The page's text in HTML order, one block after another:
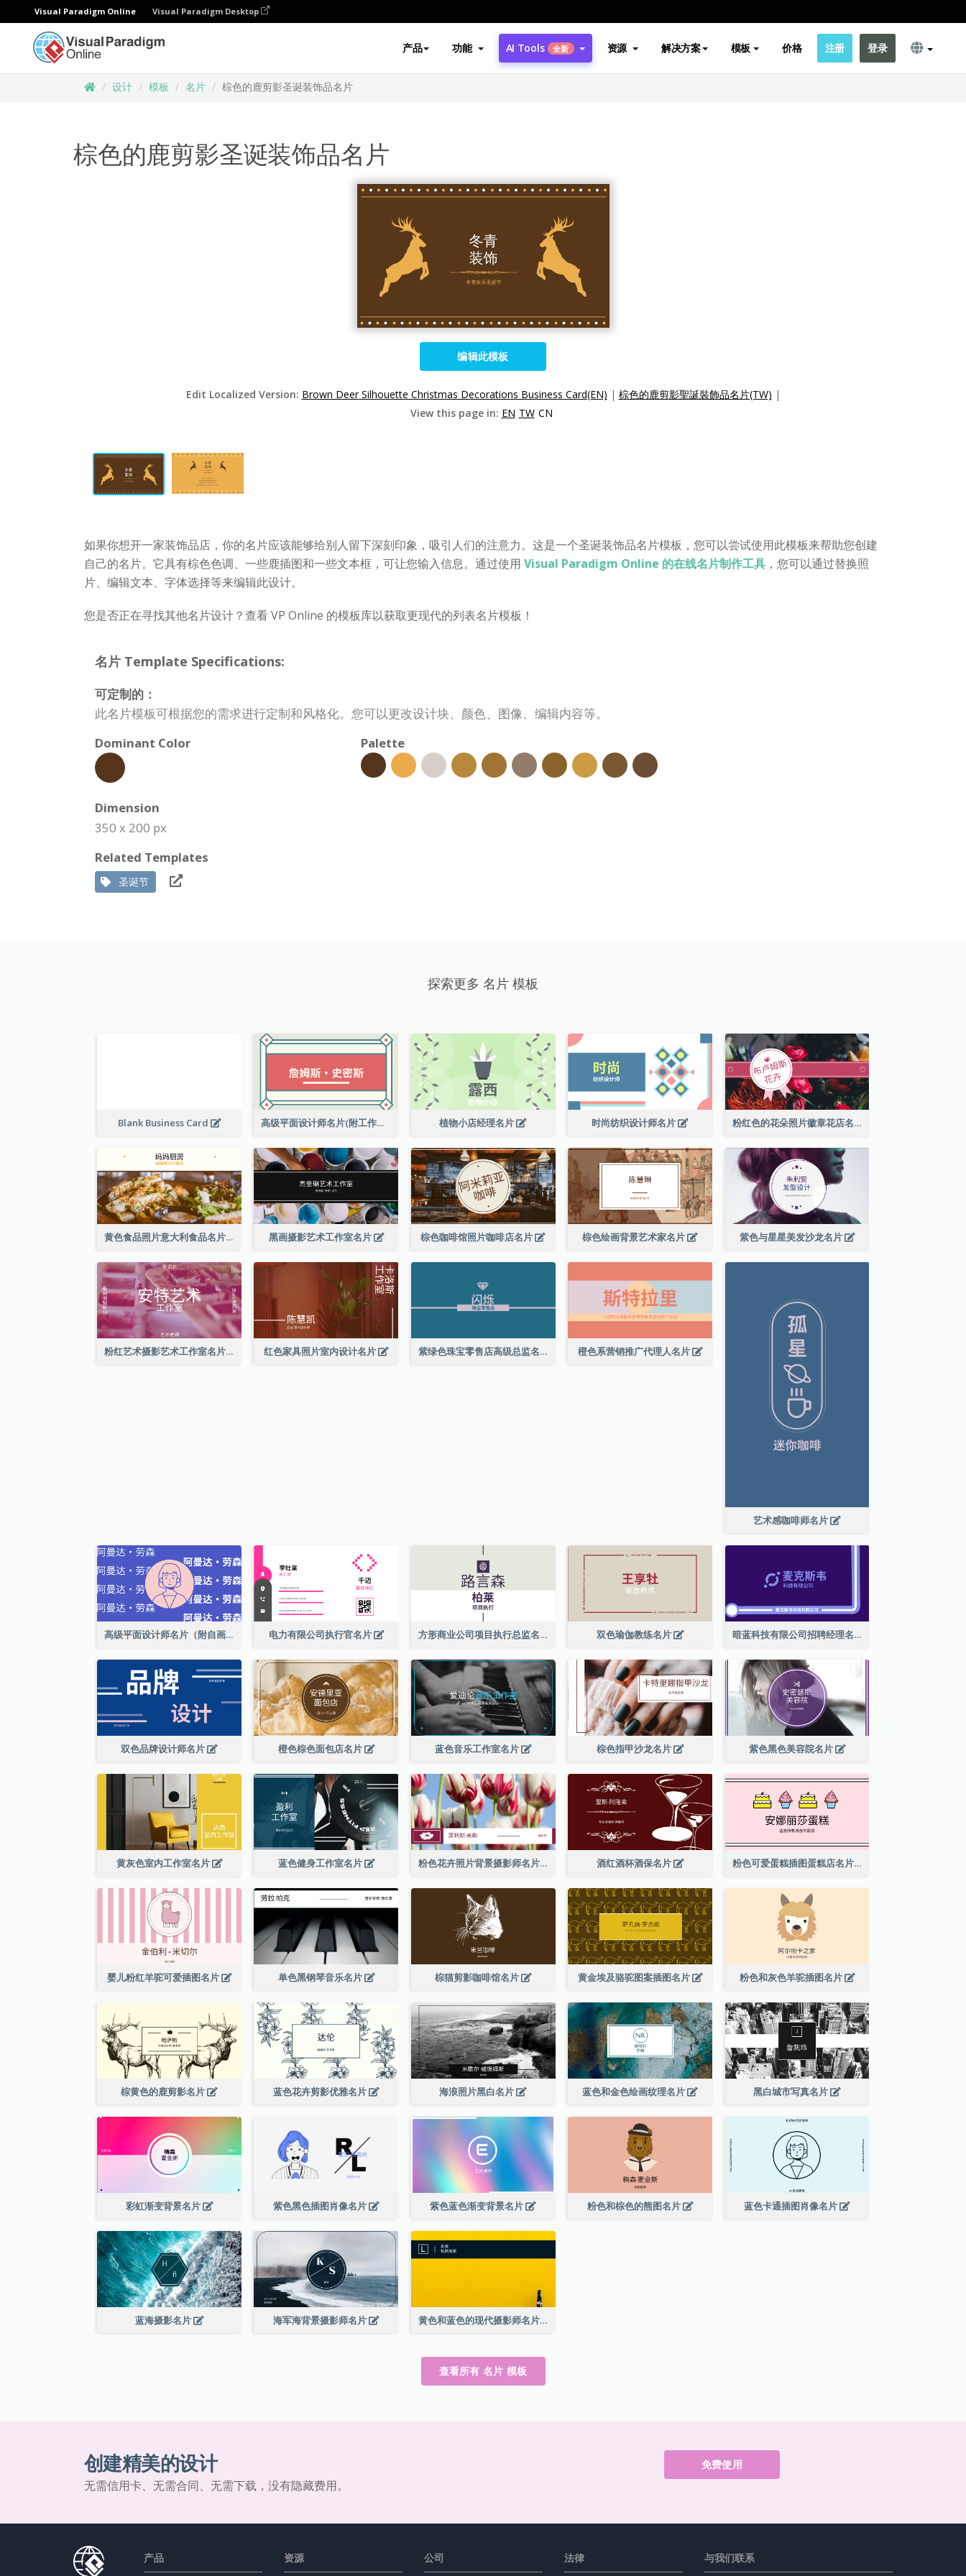
Visual Paradigm Online Visual Paradigm Desktop
产品 功能 AI Tools 全新 资源 解决方案 模板 价格 注册 登录
设计 模板 名片 棕色的鹿剪影圣诞装饰品名片
棕色的鹿剪影圣诞装饰品名片
编辑此模板
Edit Localized Version: Brown Deer Silhouette Christmas Decorations Business Card(EN) | 棕色的鹿剪影聖誕裝飾品名片(TW) |
View this page in: EN TW CN
如果你想开一家装饰品店，你的名片应该能够给别人留下深刻印象，吸引人们的注意力。这是一个圣诞装饰品名片模板，您可以尝试使用此模板来帮助您创建
自己的名片。它具有棕色色调、一些鹿插图和一些文本框，可让您输入信息。通过使用 Visual Paradigm Online 的在线名片制作工具 ，您可以通过替换照
片、编辑文本、字体选择等来编辑此设计。
您是否正在寻找其他名片设计？查看 VP Online 的模板库以获取更现代的列表名片模板！
名片 Template Specifications:
可定制的：
此名片模板可根据您的需求进行定制和风格化。您可以更改设计块、颜色、图像、编辑内容等。
Dominant Color
Palette
Dimension
350 x 200 px
Related Templates
圣诞节
探索更多 名片 模板
Blank Business Card 高级平面设计师名片(附工作室地址) 植物小店经理名片 时尚纺织设计师名片 粉红色的花朵照片徽章花店名片
黄色食品照片意大利食品名片 黑画摄影艺术工作室名片 棕色咖啡馆照片咖啡店名片 棕色绘画背景艺术家名片 紫色与星星美发沙龙名片
粉红艺术摄影艺术工作室名片 红色家具照片室内设计名片 紫绿色珠宝零售店高级总监名片 橙色系营销推广代理人名片
艺术感咖啡师名片
高级平面设计师名片（附自画像） 电力有限公司执行官名片 方形商业公司项目执行总监名片 双色瑜伽教练名片 暗蓝科技有限公司招聘经理名片
双色品牌设计师名片 橙色棕色面包店名片 蓝色音乐工作室名片 棕色指甲沙龙名片 紫色黑色美容院名片
黄灰色室内工作室名片 蓝色健身工作室名片 粉色花卉照片背景摄影师名片 酒红酒杯酒保名片 粉色可爱蛋糕插图蛋糕店名片
婴儿粉红羊驼可爱插图名片 单色黑钢琴音乐名片 棕猫剪影咖啡馆名片 黄金埃及骆驼图案插图名片 粉色和灰色羊驼插图名片
棕黄色的鹿剪影名片 蓝色花卉剪影优雅名片 海浪照片黑白名片 蓝色和金色绘画纹理名片 黑白城市写真名片
彩虹渐变背景名片 紫色黑色插图肖像名片 紫色蓝色渐变背景名片 粉色和棕色的熊图名片 蓝色卡通插图肖像名片
蓝海摄影名片 海军海背景摄影师名片 黄色和蓝色的现代摄影师名片
查看所有 名片 模板
创建精美的设计
无需信用卡、无需合同、无需下载，没有隐藏费用。
免费使用
产品 资源 公司 法律 与我们联系